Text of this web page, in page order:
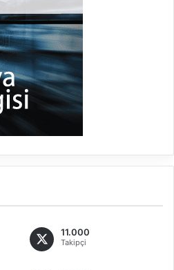
11.000
Takipçi